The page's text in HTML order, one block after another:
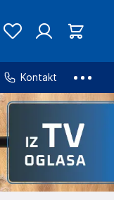
Kontakt